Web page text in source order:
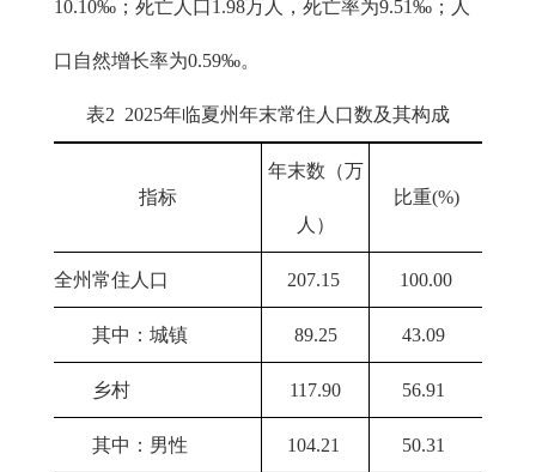
10.10‰；死亡人口1.98万人，死亡率为9.51‰；人
口自然增长率为0.59‰。
表2 2025年临夏州年末常住人口数及其构成
指标
年末数（万
人）
比重(%)
全州常住人口 207.15 100.00
其中：城镇 89.25 43.09
乡村 117.90 56.91
其中：男性 104.21 50.31